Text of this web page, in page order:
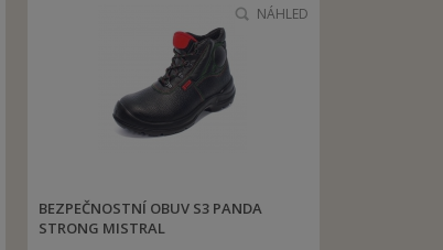
BEZPEČNOSTNÍ OBUV S3 PANDA
STRONG MISTRAL
NÁHLED